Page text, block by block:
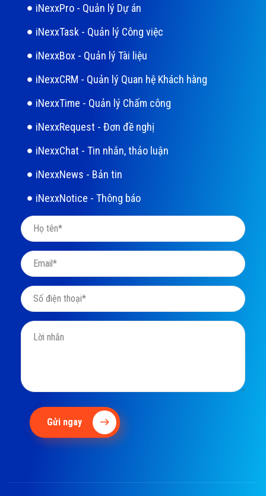
iNexxPro - Quản lý Dự án
iNexxTask - Quản lý Công việc
iNexxBox - Quản lý Tài liệu
iNexxCRM - Quản lý Quan hệ Khách hàng
iNexxTime - Quản lý Chấm công
iNexxRequest - Đơn đề nghị
iNexxChat - Tin nhắn, thảo luận
iNexxNews - Bản tin
iNexxNotice - Thông báo
Gửi ngay